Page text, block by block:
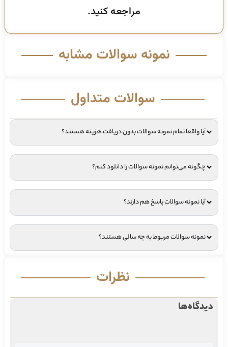
مراجعه کنید.
نمونه سوالات مشابه
سوالات متداول
آیا واقعا تمام نمونه سوالات بدون دریافت هزینه هستند؟
چگونه می‌توانم نمونه سوالات را دانلود کنم؟
آیا نمونه سوالات پاسخ هم دارند؟
نمونه سوالات مربوط به چه سالی هستند؟
نظرات
دیدگاه‌ها